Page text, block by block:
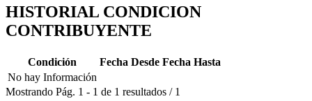
HISTORIAL CONDICION
CONTRIBUYENTE
Condición Fecha Desde Fecha Hasta
No hay Información
Mostrando Pág. 1 - 1 de 1 resultados / 1